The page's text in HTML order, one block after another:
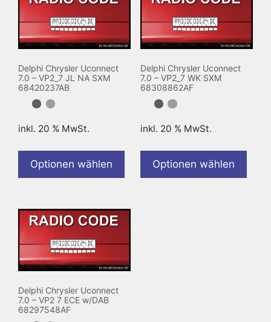
Delphi Chrysler Uconnect
7.0 – VP2_7 JL NA SXM
68420237AB
inkl. 20 % MwSt.
Optionen wählen
Delphi Chrysler Uconnect
7.0 – VP2_7 WK SXM
68308862AF
inkl. 20 % MwSt.
Optionen wählen
Delphi Chrysler Uconnect
7.0 – VP2 7 ECE w/DAB
68297548AF